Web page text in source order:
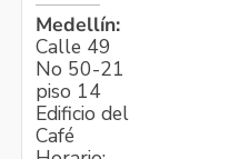
Medellín:
Calle 49
No 50-21
piso 14
Edificio del
Café